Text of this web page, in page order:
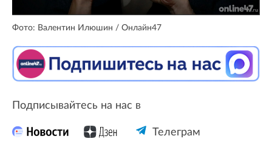
Фото: Валентин Илюшин / Oнлайн47
Подписывайтесь на нас в
Телеграм